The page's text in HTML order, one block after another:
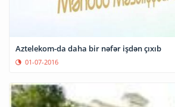
Aztelekom-da daha bir nəfər işdən çıxıb
01-07-2016